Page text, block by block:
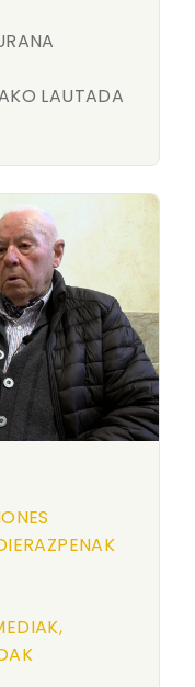
LAUTADA